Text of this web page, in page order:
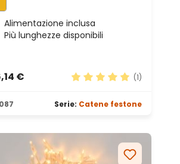
Alimentazione inclusa
Più lunghezze disponibili
€
(1)
Serie: Catene festone